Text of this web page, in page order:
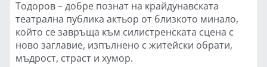
Тодоров – добре познат на крайдунавската
театрална публика актьор от близкото минало,
който се завръща към силистренската сцена с
ново заглавие, изпълнено с житейски обрати,
мъдрост, страст и хумор.